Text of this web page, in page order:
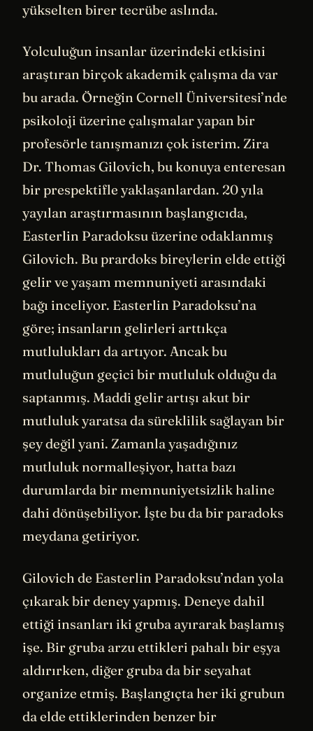
yükselten birer tecrübe aslında.
Yolculuğun insanlar üzerindeki etkisini
araştıran birçok akademik çalışma da var
bu arada. Örneğin Cornell Üniversitesi’nde
psikoloji üzerine çalışmalar yapan bir
profesörle tanışmanızı çok isterim. Zira
Dr. Thomas Gilovich, bu konuya enteresan
bir prespektifle yaklaşanlardan. 20 yıla
yayılan araştırmasının başlangıcıda,
Easterlin Paradoksu üzerine odaklanmış
Gilovich. Bu prardoks bireylerin elde ettiği
gelir ve yaşam memnuniyeti arasındaki
bağı inceliyor. Easterlin Paradoksu’na
göre; insanların gelirleri arttıkça
mutlulukları da artıyor. Ancak bu
mutluluğun geçici bir mutluluk olduğu da
saptanmış. Maddi gelir artışı akut bir
mutluluk yaratsa da süreklilik sağlayan bir
şey değil yani. Zamanla yaşadığınız
mutluluk normalleşiyor, hatta bazı
durumlarda bir memnuniyetsizlik haline
dahi dönüşebiliyor. İşte bu da bir paradoks
meydana getiriyor.
Gilovich de Easterlin Paradoksu’ndan yola
çıkarak bir deney yapmış. Deneye dahil
ettiği insanları iki gruba ayırarak başlamış
işe. Bir gruba arzu ettikleri pahalı bir eşya
aldırırken, diğer gruba da bir seyahat
organize etmiş. Başlangıçta her iki grubun
da elde ettiklerinden benzer bir